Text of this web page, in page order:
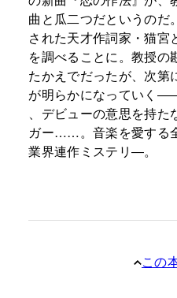
曲と瓜二つだというのだ
された天才作詞家・猫宮
を調べることに。教授の
たかえでだったが、次第
が明らかになっていく
、デビューの意思を持た
ガー……。音楽を愛する
業界連作ミステリ―。
この